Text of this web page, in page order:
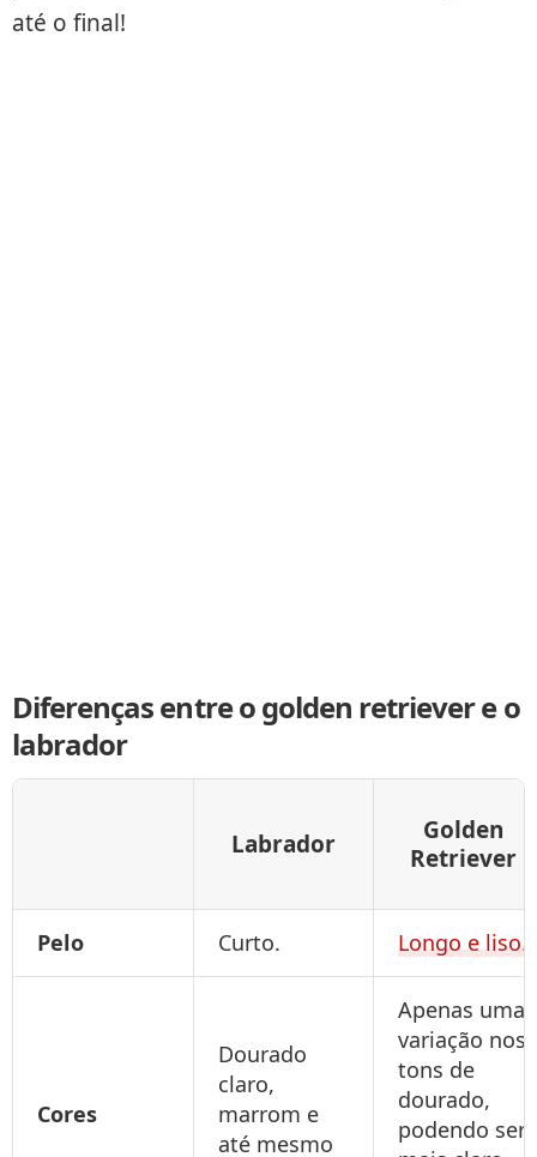
até o final!
Diferenças entre o golden retriever e o
labrador
Labrador
Golden
Retriever
Pelo Curto. Longo e liso.
Cores
Dourado
claro,
marrom e
até mesmo
Apenas uma
variação nos
tons de
dourado,
podendo ser